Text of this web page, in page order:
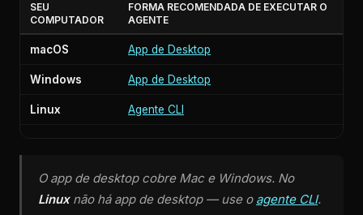
SEU
COMPUTADOR
FORMA RECOMENDADA DE EXECUTAR O
AGENTE
macOS App de Desktop
Windows App de Desktop
Linux Agente CLI
O app de desktop cobre Mac e Windows. No
Linuxnão há app de desktop — use o agente CLI.